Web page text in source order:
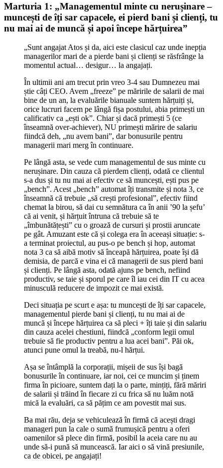
Marturia 1: „Managementul minte cu nerușinare –
muncești de îți sar capacele, ei pierd bani și clienți, tu
nu mai ai de muncă și apoi începe hărțuirea”
„Sunt angajat Atos și da, aici este clasicul caz unde inepția
managerilor mari de a pierde bani și clienți se răsfrânge la
momentul actual… desigur… la angajați.
În ultimii ani am trecut prin vreo 3-4 sau Dumnezeu mai
știe câți CEO. Avem „freeze” pe măririle de salarii de mai
bine de un an, la evaluările bianuale suntem hărțuiți și,
orice lucruri facem pe lângă fișa postului, abia primești un
calificativ ca „ești ok”. Chiar și dacă primești 5 (ce
înseamnă over-achiever), NU primești mărire de salariu
fiindcă deh, „nu avem bani”, dar bonusurile pentru
managerii mari merg în continuare.
Pe lângă asta, se vede cum managementul de sus minte cu
nerușinare. Din cauza că pierdem clienți, odată ce clientul
s-a dus și tu nu mai ai efectiv ce să muncești, ești pus pe
„bench”. Acest „bench” automat îți transmite și nota 3, ce
înseamnă că trebuie „să crești profesional”, efectiv fiind
chemat la birou, să dai cu semnătura ca în anii ’90 la șefu’
că ai venit, și hărțuit întruna că trebuie să te
„îmbunătățești” cu o groază de cursuri și prostii aruncate
pe gât. Amuzant este că și colega era în aceeași situație: s-
a terminat proiectul, au pus-o pe bench și hop, automat
nota 3 ca să aibă motiv să înceapă hărțuirea, poate își dă
demisia, de parcă e vina ei că managerii de sus pierd bani
și clienți. Pe lângă asta, odată ajuns pe bench, nefiind
productiv, se taie și sporul pe care îl iau cei din IT cu acea
minusculă reducere de impozit ce mai există.
Deci situația pe scurt e așa: tu muncești de îți sar capacele,
managementul pierde bani și clienți, tu nu mai ai de
muncă și începe hărțuirea ca să pleci + îți taie și din salariu
din cauza acelei chestiuni, fiindcă „conform legii omul
trebuie să fie productiv pentru a lua acei bani”. Păi ok,
atunci pune omul la treabă, nu-l hărțui.
Așa se întâmplă la corporații, mișeii de sus își bagă
bonusurile în continuare, iar noi, cei ce muncim și ținem
firma în picioare, suntem dați la o parte, mințiți, fără măriri
de salarii și trăind în fiecare zi cu frica să nu luăm notă
mică la evaluări, ca să pățim ce am povestit mai sus.
Ba mai rău, deja se vehiculează în firmă că acești dragi
manageri pun la cale o sumă frumușică pentru a oferi
oamenilor să plece din firmă, posibil la aceia care nu au
unde să-i pună să muncească. Iar aici o să vină presiunile,
ca de obicei, pe angajați!